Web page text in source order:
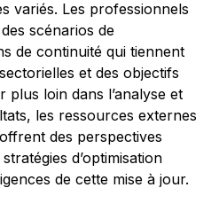
variés. Les professionnels
scénarios de
de continuité qui tiennent
et des objectifs
loin dans l’analyse et
les ressources externes
des perspectives
d’optimisation
de cette mise à jour.